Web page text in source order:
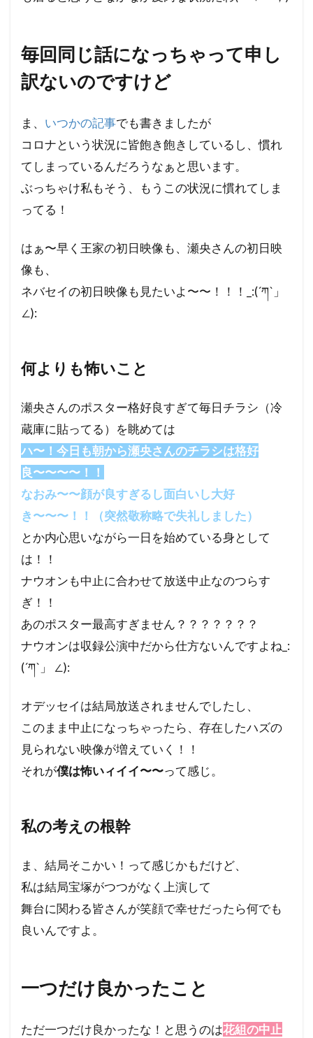
毎回同じ話になっちゃって申し
訳ないのですけど
ま、 いつかの記事でも書きましたが
コロナという状況に皆飽き飽きしているし、慣れ
てしまっているんだろうなぁと思います。
ぶっちゃけ私もそう、もうこの状況に慣れてしま
ってる！
はぁ〜早く王家の初日映像も、瀬央さんの初日映
像も、
ネバセイの初日映像も見たいよ〜〜！！！_:(´ཀ`」
∠):
何よりも怖いこと
瀬央さんのポスター格好良すぎて毎日チラシ（冷
蔵庫に貼ってる）を眺めては
ハ〜！今日も朝から瀬央さんのチラシは格好
良〜〜〜〜！！
なおみ〜〜顔が良すぎるし面白いし大好
き〜〜〜！！（突然敬称略で失礼しました）
とか内心思いながら一日を始めている身として
は！！
ナウオンも中止に合わせて放送中止なのつらす
ぎ！！
あのポスター最高すぎません？？？？？？？
ナウオンは収録公演中だから仕方ないんですよね_:
(´ཀ`」 ∠):
オデッセイは結局放送されませんでしたし、
このまま中止になっちゃったら、存在したハズの
見られない映像が増えていく！！
それが僕は怖いィイイ〜〜って感じ。
私の考えの根幹
ま、結局そこかい！って感じかもだけど、
私は結局宝塚がつつがなく上演して
舞台に関わる皆さんが笑顔で幸せだったら何でも
良いんですよ。
一つだけ良かったこと
ただ一つだけ良かったな！と思うのは花組の中止